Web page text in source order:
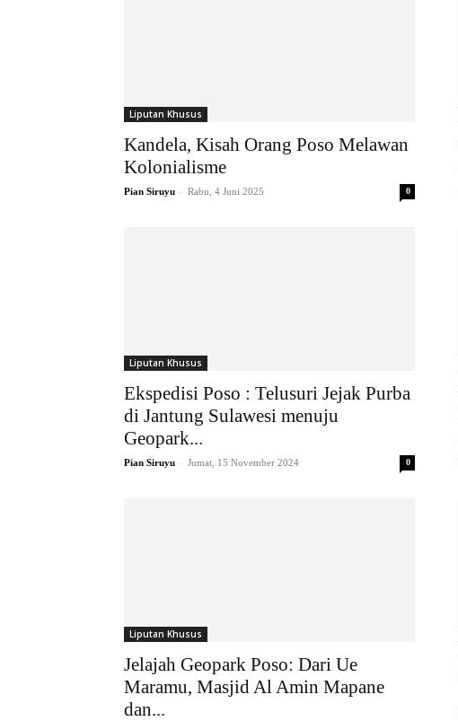
Liputan Khusus
Kandela, Kisah Orang Poso Melawan
Kolonialisme
Pian Siruyu - Rabu, 4 Juni 2025 0
Liputan Khusus
Ekspedisi Poso : Telusuri Jejak Purba
di Jantung Sulawesi menuju
Geopark...
Pian Siruyu - Jumat, 15 November 2024 0
Liputan Khusus
Jelajah Geopark Poso: Dari Ue
Maramu, Masjid Al Amin Mapane
dan...